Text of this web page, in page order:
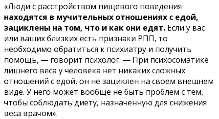
«Люди с расстройством пищевого поведения
находятся в мучительных отношениях с едой,
зациклены на том, что и как они едят. Если у вас
или ваших близких есть признаки РПП, то
необходимо обратиться к психиатру и получить
помощь, — говорит психолог. — При психосоматике
лишнего веса у человека нет никаких сложных
отношений с едой, он не зациклен на своем внешнем
виде. У него может вообще не быть проблем с тем,
чтобы соблюдать диету, назначенную для снижения
веса врачом».